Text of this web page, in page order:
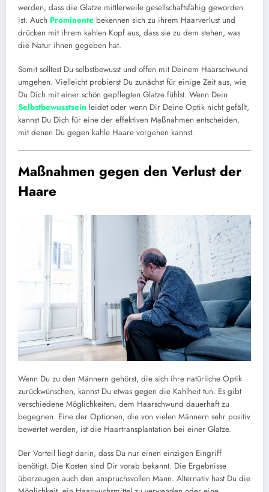
werden, dass die Glatze mittlerweile gesellschaftsfähig geworden
ist. Auch Prominente bekennen sich zu ihrem Haarverlust und
drücken mit ihrem kahlen Kopf aus, dass sie zu dem stehen, was
die Natur ihnen gegeben hat.
Somit solltest Du selbstbewusst und offen mit Deinem Haarschwund
umgehen. Vielleicht probierst Du zunächst für einige Zeit aus, wie
Du Dich mit einer schön gepflegten Glatze fühlst. Wenn Dein
Selbstbewusstsein leidet oder wenn Dir Deine Optik nicht gefällt,
kannst Du Dich für eine der effektiven Maßnahmen entscheiden,
mit denen Du gegen kahle Haare vorgehen kannst.
Maßnahmen gegen den Verlust der
Haare
Wenn Du zu den Männern gehörst, die sich ihre natürliche Optik
zurückwünschen, kannst Du etwas gegen die Kahlheit tun. Es gibt
verschiedene Möglichkeiten, dem Haarschwund dauerhaft zu
begegnen. Eine der Optionen, die von vielen Männern sehr positiv
bewertet werden, ist die Haartransplantation bei einer Glatze.
Der Vorteil liegt darin, dass Du nur einen einzigen Eingriff
benötigt. Die Kosten sind Dir vorab bekannt. Die Ergebnisse
überzeugen auch den anspruchsvollen Mann. Alternativ hast Du die